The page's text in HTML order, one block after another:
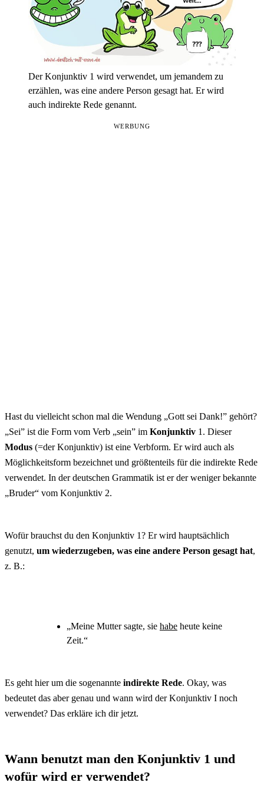
Der Konjunktiv 1 wird verwendet, um jemandem zu
erzählen, was eine andere Person gesagt hat. Er wird
auch indirekte Rede genannt.
WERBUNG
Hast du vielleicht schon mal die Wendung „Gott sei Dank!” gehört?
„Sei” ist die Form vom Verb „sein” im Konjunktiv 1. Dieser
Modus (=der Konjunktiv) ist eine Verbform. Er wird auch als
Möglichkeitsform bezeichnet und größtenteils für die indirekte Rede
verwendet. In der deutschen Grammatik ist er der weniger bekannte
„Bruder“ vom Konjunktiv 2.
Wofür brauchst du den Konjunktiv 1? Er wird hauptsächlich
genutzt, um wiederzugeben, was eine andere Person gesagt hat,
z. B.:
„Meine Mutter sagte, sie habe heute keine
Zeit.“
Es geht hier um die sogenannte indirekte Rede. Okay, was
bedeutet das aber genau und wann wird der Konjunktiv I noch
verwendet? Das erkläre ich dir jetzt.
Wann benutzt man den Konjunktiv 1 und
wofür wird er verwendet?